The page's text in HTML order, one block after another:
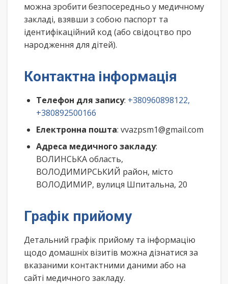
можна зробити безпосередньо у медичному
закладі, взявши з собою паспорт та
ідентифікаційний код (або свідоцтво про
народження для дітей).
Контактна інформація
Телефон для запису: +380960898122,
+380892500166
Електронна пошта: vvazpsm1@gmail.com
Адреса медичного закладу:
ВОЛИНСЬКА область,
ВОЛОДИМИРСЬКИЙ район, місто
ВОЛОДИМИР, вулиця Шпитальна, 20
Графік прийому
Детальний графік прийому та інформацію
щодо домашніх візитів можна дізнатися за
вказаними контактними даними або на
сайті медичного закладу.